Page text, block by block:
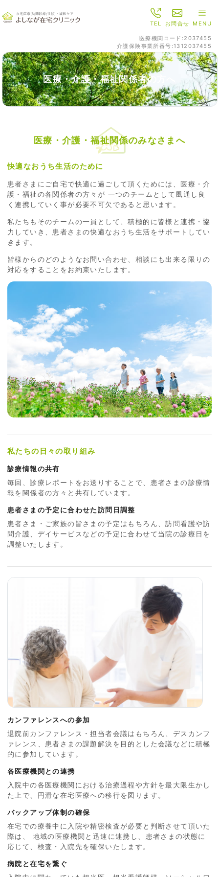
TEL お問合せ MENU
医療機関コード:2037455
介護保険事業所番号:1312037455
医療・介護・福祉関係者の方へ
医療・介護・福祉関係のみなさまへ
快適なおうち生活のために
患者さまにご自宅で快適に過ごして頂くためには、医療・介
護・福祉の各関係者の方々が 一つのチームとして風通し良
く連携していく事が必要不可欠であると思います。
私たちもそのチームの一員として、積極的に皆様と連携・協
力していき、患者さまの快適なおうち生活をサポートしてい
きます。
皆様からのどのようなお問い合わせ、相談にも出来る限りの
対応をすることをお約束いたします。
私たちの日々の取り組み
診療情報の共有
毎回、診療レポートをお送りすることで、患者さまの診療情
報を関係者の方々と共有しています。
患者さまの予定に合わせた訪問日調整
患者さま・ご家族の皆さまの予定はもちろん、訪問看護や訪
問介護、デイサービスなどの予定に合わせて当院の診療日を
調整いたします。
カンファレンスへの参加
退院前カンファレンス・担当者会議はもちろん、デスカンフ
ァレンス、患者さまの課題解決を目的とした会議などに積極
的に参加しています。
各医療機関との連携
入院中の各医療機関における治療過程や方針を最大限生かし
た上で、円滑な在宅医療への移行を図ります。
バックアップ体制の確保
在宅での療養中に入院や精密検査が必要と判断させて頂いた
際は、 地域の医療機関と迅速に連携し、患者さまの状態に
応じて、検査・入院先を確保いたします。
病院と在宅を繋ぐ